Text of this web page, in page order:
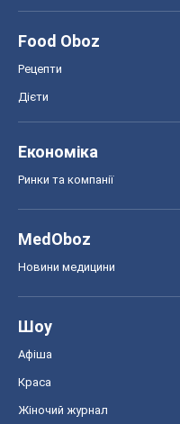
Food Oboz
Рецепти
Дієти
Економіка
Ринки та компанії
MedOboz
Новини медицини
Шоу
Афіша
Краса
Жіночий журнал